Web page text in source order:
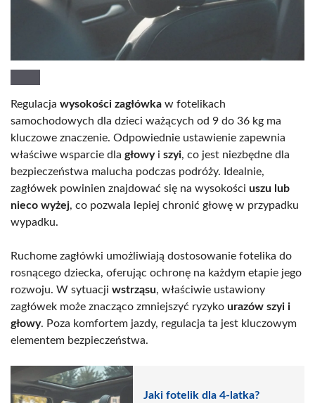
Regulacja wysokości zagłówka w fotelikach
samochodowych dla dzieci ważących od 9 do 36 kg ma
kluczowe znaczenie. Odpowiednie ustawienie zapewnia
właściwe wsparcie dla głowyi szyi, co jest niezbędne dla
bezpieczeństwa malucha podczas podróży. Idealnie,
zagłówek powinien znajdować się na wysokości uszu lub
nieco wyżej, co pozwala lepiej chronić głowę w przypadku
wypadku.
Ruchome zagłówki umożliwiają dostosowanie fotelika do
rosnącego dziecka, oferując ochronę na każdym etapie jego
rozwoju. W sytuacji wstrząsu, właściwie ustawiony
zagłówek może znacząco zmniejszyć ryzyko urazów szyi i
głowy. Poza komfortem jazdy, regulacja ta jest kluczowym
elementem bezpieczeństwa.
Jaki fotelik dla 4-latka?